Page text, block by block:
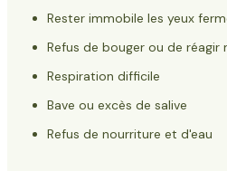
Rester immobile les yeux
Refus de bouger ou de réagir
Respiration difficile
Bave ou excès de salive
Refus de nourriture et d'eau